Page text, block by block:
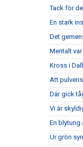
Tack för
En stark
Det
Mentalt
Kross i
Att
Där gick
Vi är
En blytung
Ur grön